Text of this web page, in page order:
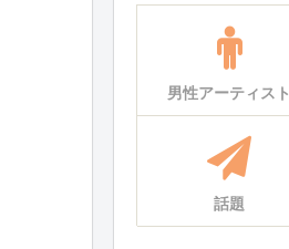
男性アーティスト
話題